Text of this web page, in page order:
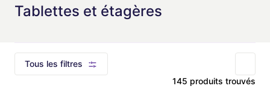
Tablettes et étagères
Tous les filtres
145 produits trouvés